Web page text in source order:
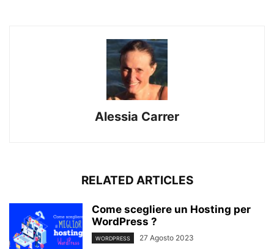
Alessia Carrer
RELATED ARTICLES
Come scegliere un Hosting per
WordPress ?
WORDPRESS 27 Agosto 2023